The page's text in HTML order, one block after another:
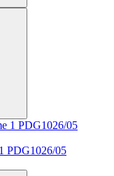
PDG1026/05